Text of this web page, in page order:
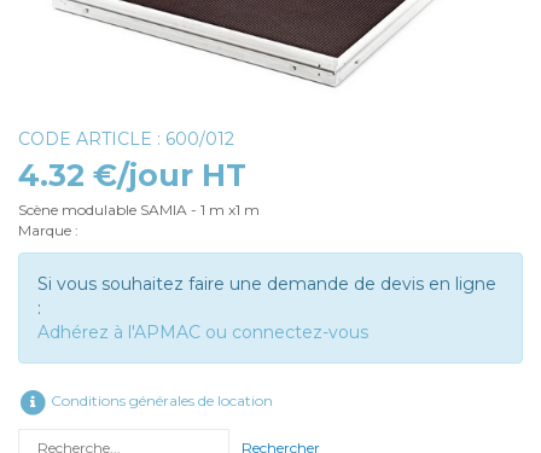
CODE ARTICLE : 600/012
4.32 €/jour HT
Scène modulable SAMIA - 1 m x1 m
Marque :
Si vous souhaitez faire une demande de devis en ligne
:
Adhérez à l'APMAC ou connectez-vous
Conditions générales de location
Rechercher